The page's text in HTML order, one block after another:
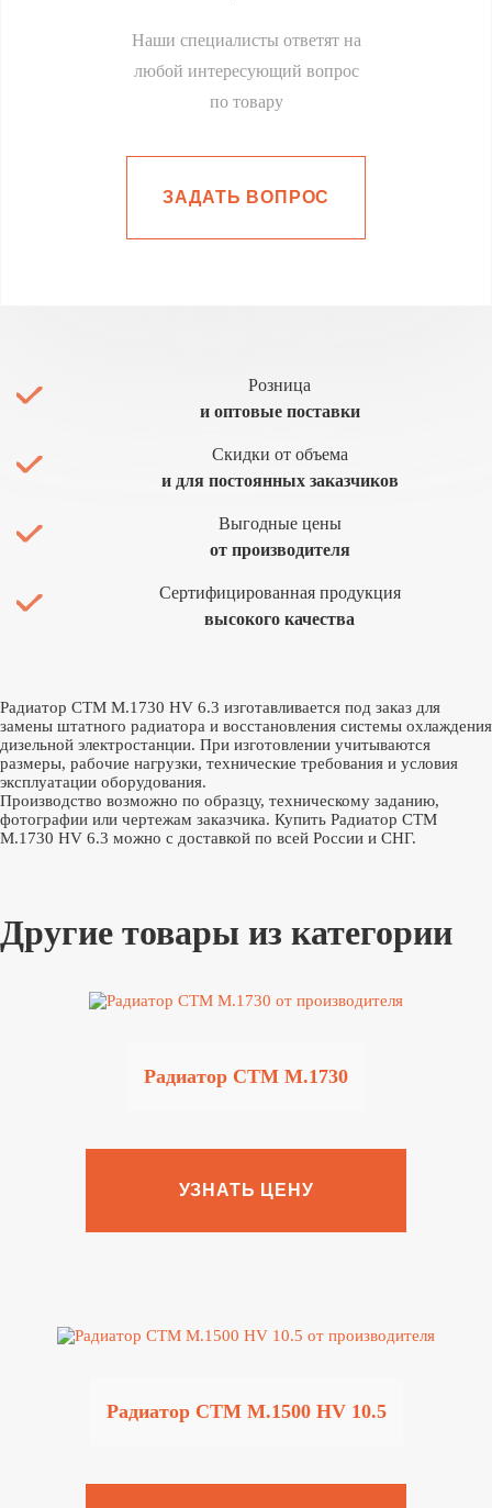
Наши специалисты ответят на
любой интересующий вопрос
по товару
ЗАДАТЬ ВОПРОС
Розница
и оптовые поставки
Скидки от объема
и для постоянных заказчиков
Выгодные цены
от производителя
Сертифицированная продукция
высокого качества
Радиатор CTM M.1730 HV 6.3 изготавливается под заказ для
замены штатного радиатора и восстановления системы охлаждения
дизельной электростанции. При изготовлении учитываются
размеры, рабочие нагрузки, технические требования и условия
эксплуатации оборудования.
Производство возможно по образцу, техническому заданию,
фотографии или чертежам заказчика. Купить Радиатор CTM
M.1730 HV 6.3 можно с доставкой по всей России и СНГ.
Другие товары из категории
Радиатор CTM M.1730
УЗНАТЬ ЦЕНУ
Радиатор CTM M.1500 HV 10.5